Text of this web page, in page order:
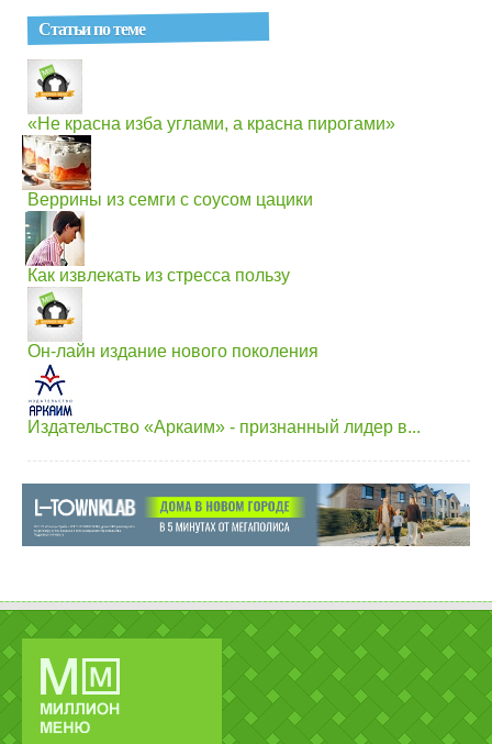
Статьи по теме
«Не красна изба углами, а красна пирогами»
Веррины из семги с соусом цацики
Как извлекать из стресса пользу
Он-лайн издание нового поколения
Издательство «Аркаим» - признанный лидер в...